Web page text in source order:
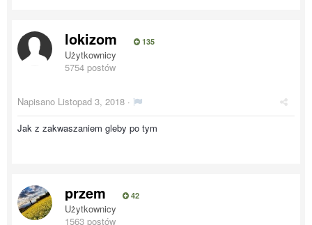
lokizom 135
Użytkownicy
5754 postów
Napisano Listopad 3, 2018 ·
Jak z zakwaszaniem gleby po tym
przem 42
Użytkownicy
1563 postów